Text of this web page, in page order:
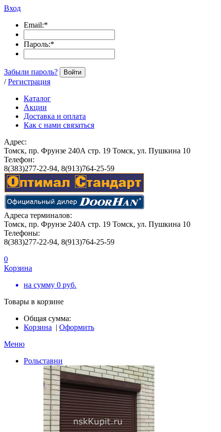
Вход
Email:*
Пароль:*
Забыли пароль? Войти
/ Регистрация
Каталог
Акции
Доставка и оплата
Как с нами связаться
Адрес:
Томск, пр. Фрунзе 240А стр. 19 Томск, ул. Пушкина 10
Телефон:
8(383)277-22-94, 8(913)764-25-59
Адреса терминалов:
Томск, пр. Фрунзе 240А стр. 19 Томск, ул. Пушкина 10
Телефоны:
8(383)277-22-94, 8(913)764-25-59
0
Корзина
на сумму 0 руб.
Товары в корзине
Общая сумма:
Корзина | Оформить
Меню
Рольставни